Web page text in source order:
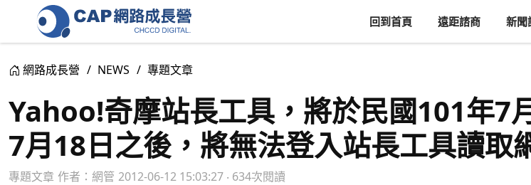
回到首頁 遠距諮商 新聞
網路成長營 NEWS 專題文章
Yahoo!奇摩站長工具，將於民國101年7
7月18日之後，將無法登入站長工具讀取
專題文章 作者： 網管 2012-06-12 15:03:27 ‧ 634次閱讀